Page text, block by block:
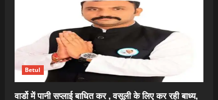
Betul
वार्डो में पानी सप्लाई बाधित कर , वसूली के लिए कर रही बाध्य,